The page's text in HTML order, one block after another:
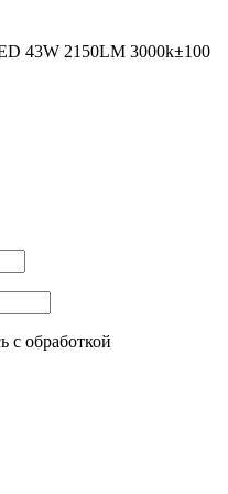
43W 2150LM 3000k±100
с обработкой